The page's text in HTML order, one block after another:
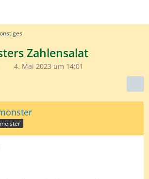
Zahlensalat
4. Mai 2023 um 14:01